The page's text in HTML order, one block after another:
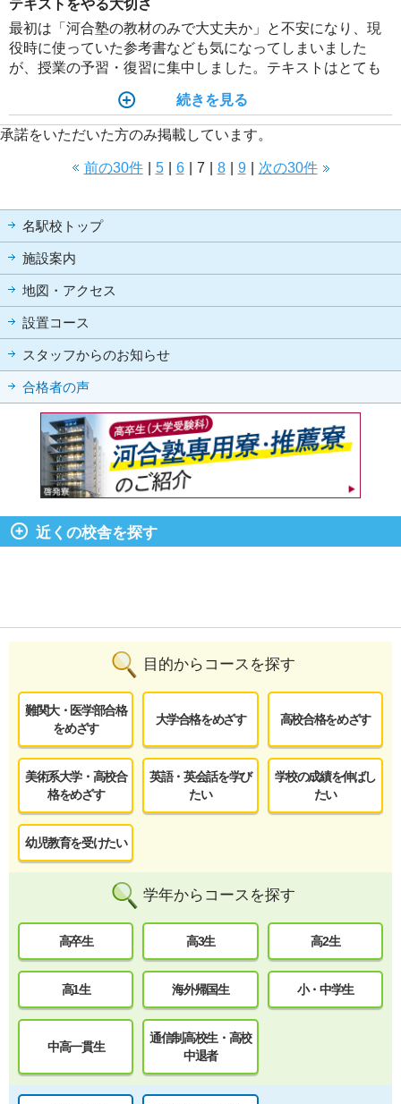
テキストをやる大切さ
最初は「河合塾の教材のみで大丈夫か」と不安になり、現
役時に使っていた参考書なども気になってしまいました
が、授業の予習・復習に集中しました。テキストはとても
続きを見る
承諾をいただいた方のみ掲載しています。
前の30件 5 6 7 8 9 次の30件
名駅校トップ
施設案内
地図・アクセス
設置コース
スタッフからのお知らせ
合格者の声
近くの校舎を探す
目的からコースを探す
難関大・医学部合格
をめざす
大学合格をめざす 高校合格をめざす
美術系大学・高校合
格をめざす
英語・英会話を学び
たい
学校の成績を伸ばし
たい
幼児教育を受けたい
学年からコースを探す
高卒生 高3生 高2生
高1生 海外帰国生 小・中学生
中高一貫生
通信制高校生・高校
中退者